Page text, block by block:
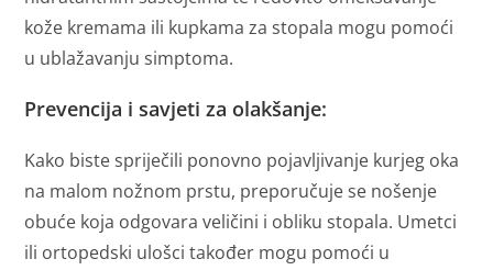
kože kremama ili kupkama za stopala mogu pomoći
u ublažavanju simptoma.
Prevencija i savjeti za olakšanje:
Kako biste spriječili ponovno pojavljivanje kurjeg oka
na malom nožnom prstu, preporučuje se nošenje
obuće koja odgovara veličini i obliku stopala. Umetci
ili ortopedski ulošci također mogu pomoći u